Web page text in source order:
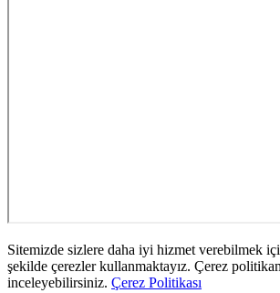
Sitemizde sizlere daha iyi hizmet verebilmek
şekilde çerezler kullanmaktayız. Çerez
inceleyebilirsiniz. Çerez Politikası